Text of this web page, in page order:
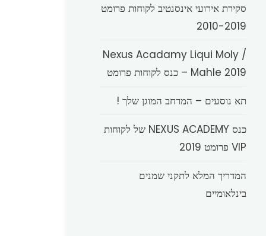
סקירת אירועי אינסנטיב לקוחות פרומט
2010-2019
Nexus Acadamy Liqui Moly /
Mahle 2019 – כנס לקוחות פרומט
תא נוסעים – המרחב המוגן שלך !
כנס NEXUS ACADEMY של לקוחות
VIP פרומט 2019
המדריך המלא לתקני שמנים
בינלאומיים